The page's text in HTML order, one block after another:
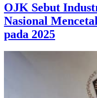
OJK Sebut
Nasional
pada 2025